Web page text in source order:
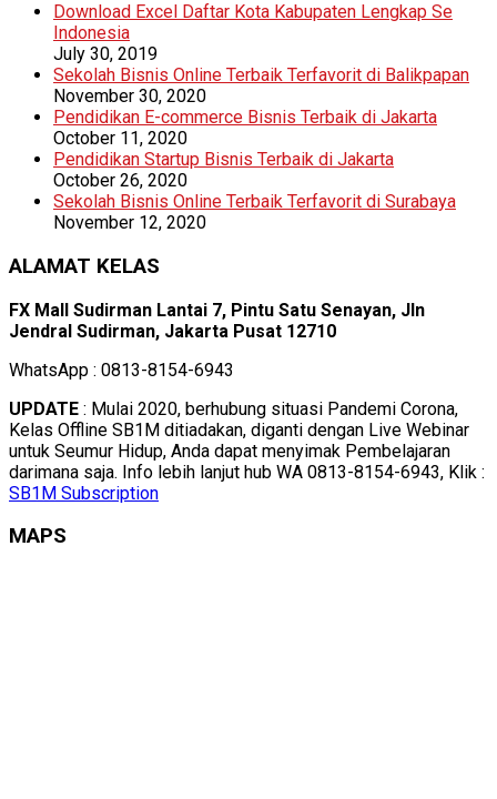
Download Excel Daftar Kota Kabupaten Lengkap Se
Indonesia
July 30, 2019
Sekolah Bisnis Online Terbaik Terfavorit di Balikpapan
November 30, 2020
Pendidikan E-commerce Bisnis Terbaik di Jakarta
October 11, 2020
Pendidikan Startup Bisnis Terbaik di Jakarta
October 26, 2020
Sekolah Bisnis Online Terbaik Terfavorit di Surabaya
November 12, 2020
ALAMAT KELAS
FX Mall Sudirman Lantai 7, Pintu Satu Senayan, Jln
Jendral Sudirman, Jakarta Pusat 12710
WhatsApp : 0813-8154-6943
UPDATE : Mulai 2020, berhubung situasi Pandemi Corona,
Kelas Offline SB1M ditiadakan, diganti dengan Live Webinar
untuk Seumur Hidup, Anda dapat menyimak Pembelajaran
darimana saja. Info lebih lanjut hub WA 0813-8154-6943, Klik :
SB1M Subscription
MAPS